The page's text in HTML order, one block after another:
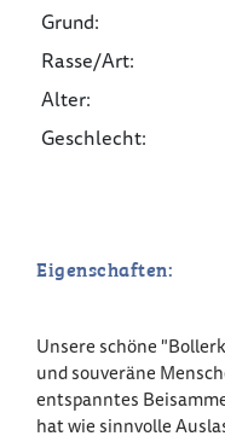
Grund:
Rasse/Art:
Alter:
Geschlecht:
Eigenschaften:
Unsere schöne
und souveräne
entspanntes
hat wie sinnvolle